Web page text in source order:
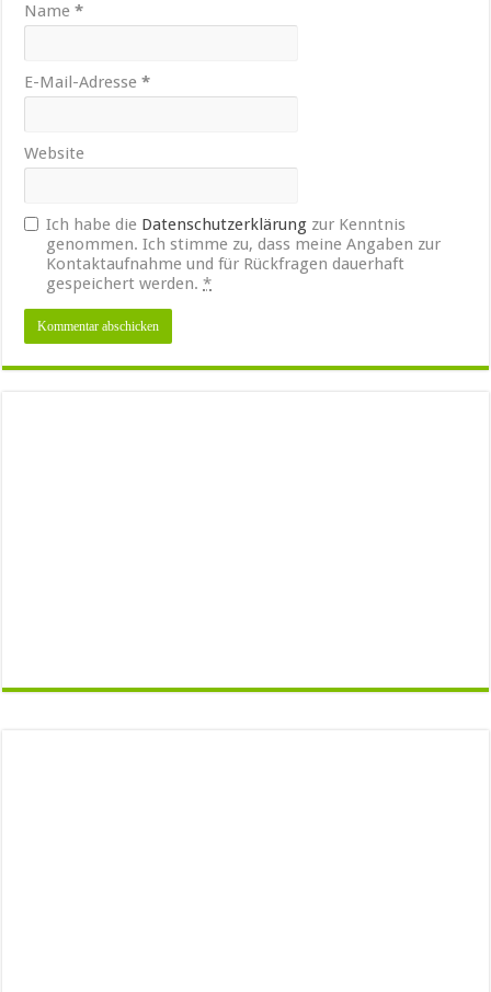
Name*
E-Mail-Adresse*
Website
Ich habe die Datenschutzerklärung zur Kenntnis
genommen. Ich stimme zu, dass meine Angaben zur
Kontaktaufnahme und für Rückfragen dauerhaft
gespeichert werden.*